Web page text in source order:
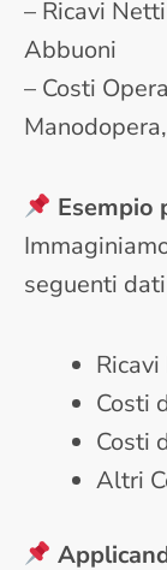
– Ricavi
Abbuoni
– Costi
Esempio
seguenti
Costi
Costi
Altri